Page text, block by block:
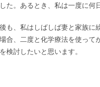
た。あるとき、私は一度に何
も、私はしばしば妻と家族
合、二度と化学療法を使っ
検討したいと思います。